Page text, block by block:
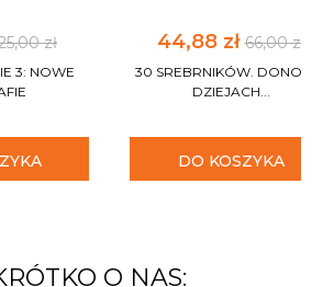
zł
3: NOWE
44,88 zł66,00 zł
30 SREBRNIKÓW. DONOS W
DZIEJACH...
DO KOSZYKA
O NAS: